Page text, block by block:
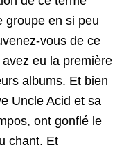
groupe en si peu
vous de ce
eu la première
albums. Et bien
Uncle Acid et sa
ont gonflé le
chant. Et